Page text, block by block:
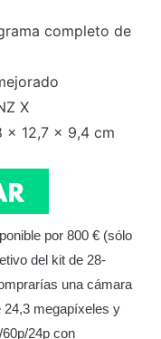
completo de
X
x 12,7 x 9,4 cm
por 800 € (sólo
del kit de 28-
una cámara
24,3 megapíxeles y
24p con